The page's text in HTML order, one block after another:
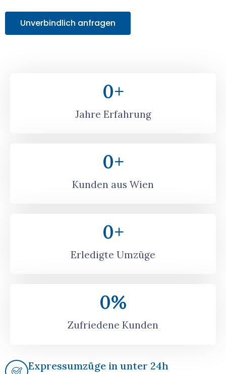
Unverbindlich anfragen
Jahre Erfahrung
0+
Kunden aus Wien
0+
Erledigte Umzüge
0+
Zufriedene Kunden
0%
Expressumzüge in unter 24h